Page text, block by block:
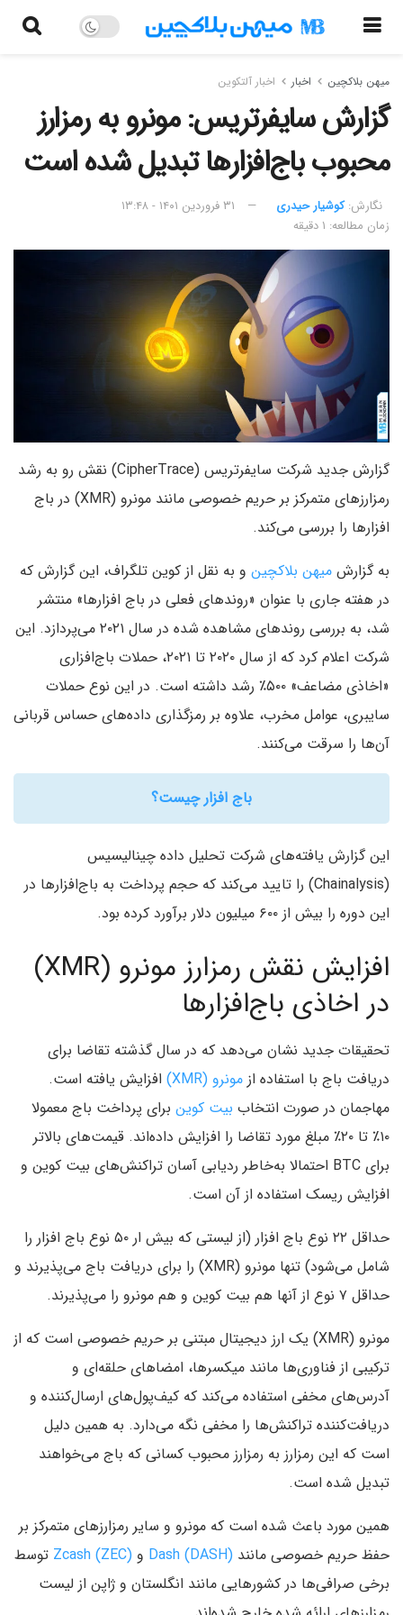
میهن بلاکچین اخبار اخبار آلتکوین
گزارش سایفرتریس: مونرو به رمزارز
محبوب باج‌افزارها تبدیل شده است
نگارش:‌ کوشیار حیدری
۳۱ فروردین ۱۴۰۱ - ۱۳:۴۸
زمان مطالعه: ۱ دقیقه
گزارش جدید شرکت سایفرتریس (CipherTrace) نقش رو به رشد
رمزارزهای متمرکز بر حریم خصوصی مانند مونرو (XMR) در باج
افزارها را بررسی می‌کند.
به گزارش میهن بلاکچین و به نقل از کوین تلگراف، این گزارش که
در هفته جاری با عنوان «روندهای فعلی در باج افزارها» منتشر
شد، به بررسی روندهای مشاهده شده در سال ۲۰۲۱ می‌پردازد. این
شرکت اعلام کرد که از سال ۲۰۲۰ تا ۲۰۲۱، حملات باج‌افزاری
«اخاذی مضاعف» ۵۰۰٪ رشد داشته است. در این نوع حملات
سایبری، عوامل مخرب، علاوه بر رمزگذاری داده‌های حساس قربانی
آن‌ها را سرقت می‌کنند.
باج افزار چیست؟
این گزارش یافته‌های شرکت تحلیل داده چینالیسیس
(Chainalysis) را تایید می‌کند که حجم پرداخت به باج‌افزارها در
این دوره را بیش از ۶۰۰ میلیون دلار برآورد کرده بود.
افزایش نقش رمزارز مونرو (XMR)
در اخاذی باج‌افزارها
تحقیقات جدید نشان می‌دهد که در سال گذشته تقاضا برای
دریافت باج با استفاده از مونرو (XMR)
افزایش یافته است.
مهاجمان در صورت انتخاب بیت کوین برای پرداخت باج معمولا
۱۰٪ تا ۲۰٪ مبلغ مورد تقاضا را افزایش داده‌اند. قیمت‌های بالاتر
برای BTC احتمالا به‌خاطر ردیابی آسان تراکنش‌های بیت کوین و
افزایش ریسک استفاده از آن است.
حداقل ۲۲ نوع باج افزار (از لیستی که بیش ار ۵۰ نوع باج افزار را
شامل می‌شود) تنها مونرو (XMR) را برای دریافت باج می‌پذیرند و
حداقل ۷ نوع از آنها هم بیت کوین و هم مونرو را می‌پذیرند.
مونرو (XMR) یک ارز دیجیتال مبتنی بر حریم خصوصی است که از
ترکیبی از فناوری‌ها مانند میکسرها، امضاهای حلقه‌ای و
آدرس‌های مخفی استفاده می‌کند که کیف‌پول‌های ارسال‌کننده و
دریافت‌کننده تراکنش‌ها را مخفی نگه می‌دارد. به همین دلیل
است که این رمزارز به رمزارز محبوب کسانی که باج می‌خواهند
تبدیل شده است.
همین مورد باعث شده است که مونرو و سایر رمزارزهای متمرکز بر
حفظ حریم خصوصی مانند Dash (DASH) و Zcash (ZEC) توسط
برخی صرافی‌ها در کشورهایی مانند انگلستان و ژاپن از لیست